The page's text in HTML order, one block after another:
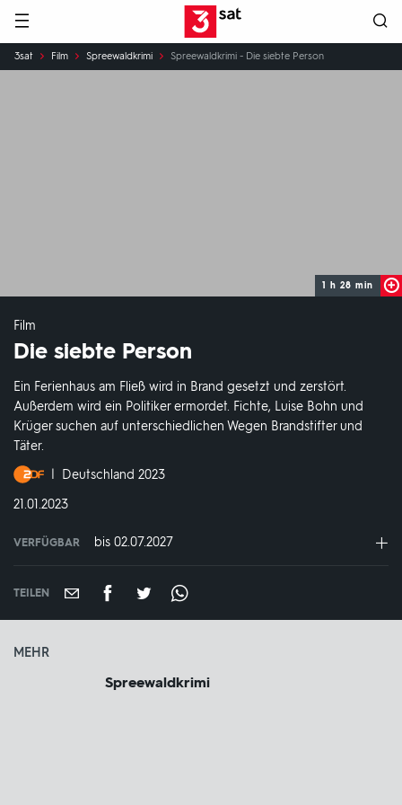
Hauptnavigation 3SAT
Sie
sind
3sat Film Spreewaldkrimi Spreewaldkrimi - Die siebte Person
1 h 28 min
Film
Die siebte Person
Ein Ferienhaus am Fließ wird in Brand gesetzt und zerstört.
Außerdem wird ein Politiker ermordet. Fichte, Luise Bohn und
Krüger suchen auf unterschiedlichen Wegen Brandstifter und
Täter.
Produktionsland
und
jahr:
Deutschland 2023
DATUM:
21.01.2023
VERFÜGBAR bis 02.07.2027
TEILEN
MEHR
Spreewaldkrimi